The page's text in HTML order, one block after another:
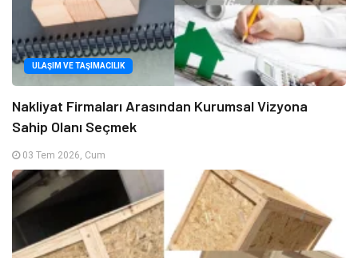
ULAŞIM VE TAŞIMACILIK
Nakliyat Firmaları Arasından Kurumsal Vizyona
Sahip Olanı Seçmek
03 Tem 2026, Cum